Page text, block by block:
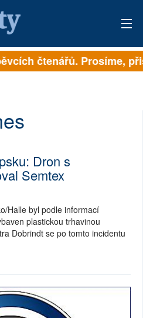
čtenářů. Prosíme,
Dron s
Semtex
Halle byl podle informací
plastickou trhavinou
Dobrindt se po tomto incidentu